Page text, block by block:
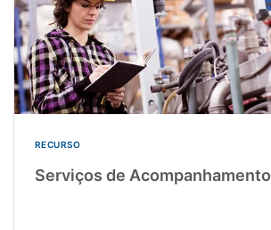
RECURSO
Serviços de Acompanhamento